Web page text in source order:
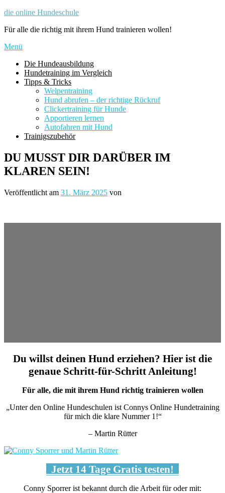
Zum
springen
die online Hundeschule
Für alle die richtig mit ihrem Hund trainieren wollen!
Menü
Die Hundeausbildung
Hundetraining im Vergleich
Tipps & Tricks
Welpentraining
Hund abrufen – der richtige Rückruf
Clickertraining für Hunde
Apportieren lernen
Autofahren mit Hund
Trainigszubehör
DU MUSST DIR DARÜBER IM
KLAREN SEIN!
Veröffentlicht am 31. März 2025 von
Du willst deinen Hund erziehen? Hier ist die
genaue Schritt-für-Schritt Anleitung!
Für alle, die mit ihrem Hund richtig trainieren wollen
„Unter den Online Hundeschulen ist Connys Online Hundetraining
für mich die klare Nummer 1!“
– Martin Rütter
Jetzt 14 Tage Gratis testen!
Conny Sporrer ist bekannt durch die Arbeit für oder mit: